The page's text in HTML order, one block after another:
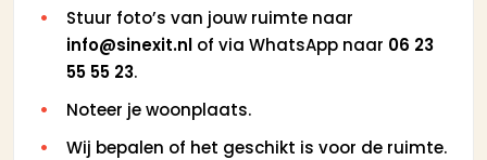
Stuur foto’s van jouw ruimte naar
info@sinexit.nl of via WhatsApp naar 06 23
55 55 23.
Noteer je woonplaats.
Wij bepalen of het geschikt is voor de ruimte.